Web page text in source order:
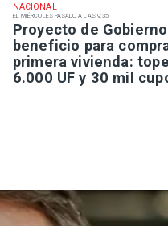
NACIONAL
EL MIÉRCOLES PASADO A LAS 9:35
Proyecto de
beneficio para
primera vivienda:
6.000 UF y 30 mil